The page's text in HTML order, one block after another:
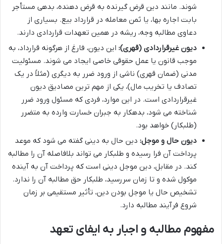
شوند. مانند دین قرض گیرنده به قرض دهنده، بدهی مستأجر
بابت اجاره بها، یا ثمن معامله در قرارداد بیع. بسیاری از
دعاوی مطالبه وجه، ریشه در همین تعهدات قراردادی دارند.
دیون غیرقراردادی (قهری): این دیون، فارغ از هرگونه قرارداد، به
موجب قانون یا عمل حقوقی خاصی ایجاد می شوند. مسئولیت
مدنی (ضمان قهری) ناشی از ورود ضرر به دیگری (مثلاً در یک
تصادف یا تخریب مال)، یکی از مهم ترین مصادیق دیون
غیرقراردادی است. در این موارد، فردی که مسئول ورود ضرر
شناخته می شود، بدهکار به جبران خسارت وارده به متضرر
(طلبکار) خواهد بود.
دیون حال و موجل: دین حال به دینی گفته می شود که موعد
پرداخت آن فرا رسیده و طلبکار می تواند بلافاصله آن را مطالبه
کند. در مقابل، دین موجل دینی است که پرداخت آن به آینده
موکول شده و تا زمان سررسید، طلبکار حق مطالبه آن را ندارد.
تشخیص حال یا موجل بودن دین، تأثیر مستقیمی بر زمان
شروع فرآیند مطالبه دارد.
مفهوم مطالبه و اجبار به ایفای تعهد